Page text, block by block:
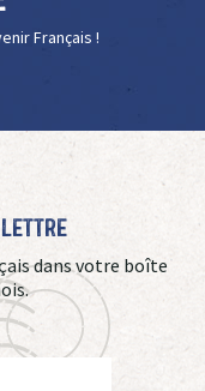
Français !
Lettre
dans votre boîte